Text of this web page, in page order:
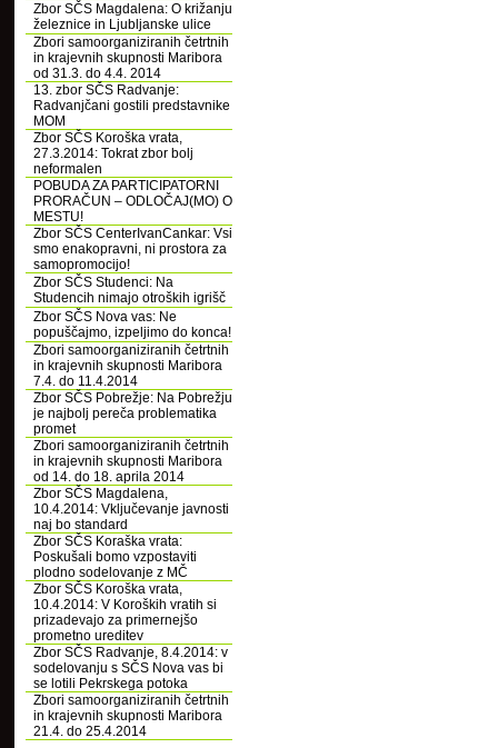
Zbor SČS Magdalena: O križanju
železnice in Ljubljanske ulice
Zbori samoorganiziranih četrtnih
in krajevnih skupnosti Maribora
od 31.3. do 4.4. 2014
13. zbor SČS Radvanje:
Radvanjčani gostili predstavnike
MOM
Zbor SČS Koroška vrata,
27.3.2014: Tokrat zbor bolj
neformalen
POBUDA ZA PARTICIPATORNI
PRORAČUN – ODLOČAJ(MO) O
MESTU!
Zbor SČS CenterIvanCankar: Vsi
smo enakopravni, ni prostora za
samopromocijo!
Zbor SČS Studenci: Na
Studencih nimajo otroških igrišč
Zbor SČS Nova vas: Ne
popuščajmo, izpeljimo do konca!
Zbori samoorganiziranih četrtnih
in krajevnih skupnosti Maribora
7.4. do 11.4.2014
Zbor SČS Pobrežje: Na Pobrežju
je najbolj pereča problematika
promet
Zbori samoorganiziranih četrtnih
in krajevnih skupnosti Maribora
od 14. do 18. aprila 2014
Zbor SČS Magdalena,
10.4.2014: Vključevanje javnosti
naj bo standard
Zbor SČS Koraška vrata:
Poskušali bomo vzpostaviti
plodno sodelovanje z MČ
Zbor SČS Koroška vrata,
10.4.2014: V Koroških vratih si
prizadevajo za primernejšo
prometno ureditev
Zbor SČS Radvanje, 8.4.2014: v
sodelovanju s SČS Nova vas bi
se lotili Pekrskega potoka
Zbori samoorganiziranih četrtnih
in krajevnih skupnosti Maribora
21.4. do 25.4.2014